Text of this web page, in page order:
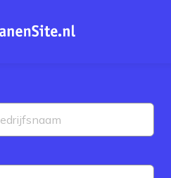
Homepage